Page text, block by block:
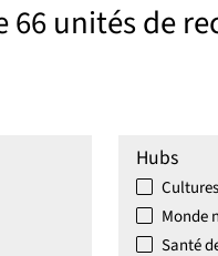
unités de
Hubs
Monde
Santé